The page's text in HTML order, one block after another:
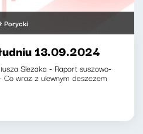
Porycki
13.09.2024
Slezaka - Raport suszowo-
wraz z ulewnym deszczem